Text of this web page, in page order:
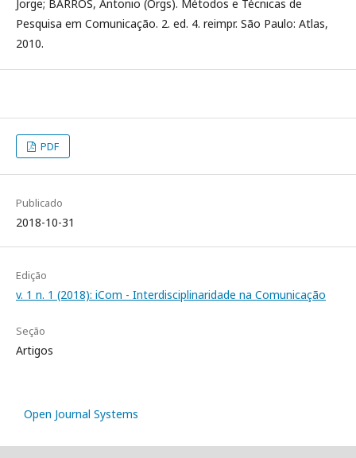
Jorge; BARROS, Antonio (Orgs). Métodos e Técnicas de
Pesquisa em Comunicação. 2. ed. 4. reimpr. São Paulo: Atlas,
2010.
PDF
Publicado
2018-10-31
Edição
v. 1 n. 1 (2018): iCom - Interdisciplinaridade na Comunicação
Seção
Artigos
Open Journal Systems